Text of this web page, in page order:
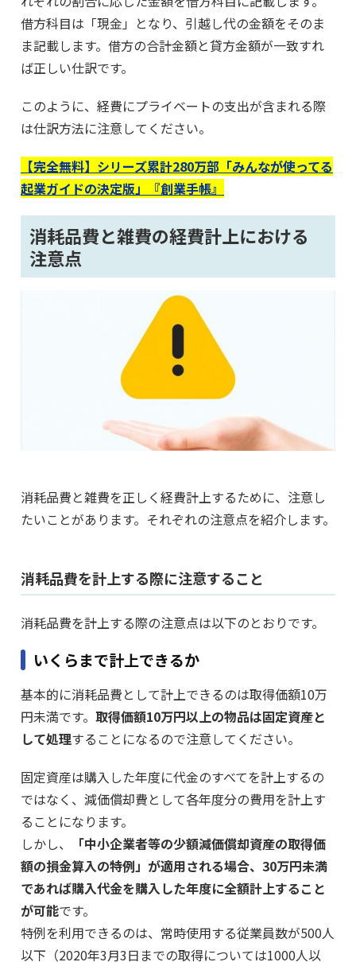
借方科目は「現金」となり、引越し代の金額をそのま
ま記載します。借方の合計金額と貸方金額が一致すれ
ば正しい仕訳です。
このように、経費にプライベートの支出が含まれる際
は仕訳方法に注意してください。
【完全無料】シリーズ累計280万部「みんなが使ってる
起業ガイドの決定版」『創業手帳』
消耗品費と雑費の経費計上における
注意点
消耗品費と雑費を正しく経費計上するために、注意し
たいことがあります。それぞれの注意点を紹介します。
消耗品費を計上する際に注意すること
消耗品費を計上する際の注意点は以下のとおりです。
いくらまで計上できるか
基本的に消耗品費として計上できるのは取得価額10万
円未満です。 取得価額10万円以上の物品は固定資産と
して処理することになるので注意してください。
固定資産は購入した年度に代金のすべてを計上するの
ではなく、減価償却費として各年度分の費用を計上す
ることになります。
しかし、
「中小企業者等の少額減価償却資産の取得価
額の損金算入の特例」が適用される場合、30万円未満
であれば購入代金を購入した年度に全額計上すること
が可能です。
特例を利用できるのは、常時使用する従業員数が500人
以下（2020年3月3日までの取得については1000人以